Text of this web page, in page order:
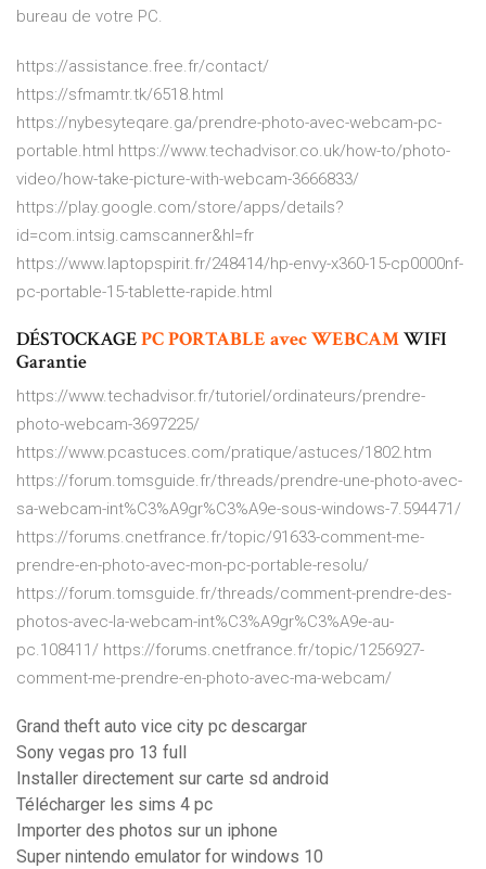
bureau de votre PC.
https://assistance.free.fr/contact/
https://sfmamtr.tk/6518.html
https://nybesyteqare.ga/prendre-photo-avec-webcam-pc-
portable.html https://www.techadvisor.co.uk/how-to/photo-
video/how-take-picture-with-webcam-3666833/
https://play.google.com/store/apps/details?
id=com.intsig.camscanner&hl=fr
https://www.laptopspirit.fr/248414/hp-envy-x360-15-cp0000nf-
pc-portable-15-tablette-rapide.html
DÉSTOCKAGEPCPORTABLE avecWEBCAMWIFI
Garantie
https://www.techadvisor.fr/tutoriel/ordinateurs/prendre-
photo-webcam-3697225/
https://www.pcastuces.com/pratique/astuces/1802.htm
https://forum.tomsguide.fr/threads/prendre-une-photo-avec-
sa-webcam-int%C3%A9gr%C3%A9e-sous-windows-7.594471/
https://forums.cnetfrance.fr/topic/91633-comment-me-
prendre-en-photo-avec-mon-pc-portable-resolu/
https://forum.tomsguide.fr/threads/comment-prendre-des-
photos-avec-la-webcam-int%C3%A9gr%C3%A9e-au-
pc.108411/ https://forums.cnetfrance.fr/topic/1256927-
comment-me-prendre-en-photo-avec-ma-webcam/
Grand theft auto vice city pc descargar
Sony vegas pro 13 full
Installer directement sur carte sd android
Télécharger les sims 4 pc
Importer des photos sur un iphone
Super nintendo emulator for windows 10